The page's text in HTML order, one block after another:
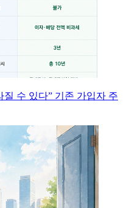
질 수 있다” 기존 가입자 주